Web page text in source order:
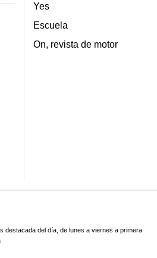
Yes
Escuela
On, revista de motor
destacada del día, de lunes a viernes a primera